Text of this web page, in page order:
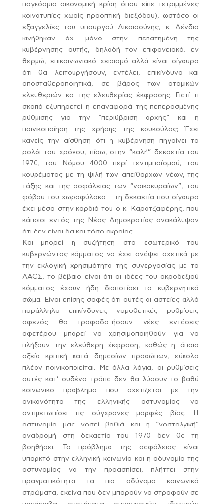
παγκόσμια οικονομική κρίση όπου είπε τετριμμένες
κοινοτυπίες χωρίς προοπτική διεξόδου), ωστόσο οι
εξαγγελίες του υπουργού Δικαιοσύνης, κ. Δένδια
κινήθηκαν όχι μόνο στην πεπατημένη της
κυβέρνησης αυτής, δηλαδή τον επιφανειακό, εν
θερμώ, επικοινωνιακό χειρισμό αλλά είναι σίγουρο
ότι θα λειτουργήσουν, εντέλει, επικίνδυνα και
αποσταθεροποιητικά, σε βάρος των ατομικών
ελευθεριών και της ελευθερίας έκφρασης. Γιατί τι
σκοπό εξυπηρετεί η επαναφορά της πεπερασμένης
ρύθμισης για την “περιϋβριση αρχής” και η
ποινικοποίηση της χρήσης της κουκούλας; Έχει
κανείς την αίσθηση ότι η κυβέρνηση πηγαίνει το
ρολόι του χρόνου, πίσω, στην “καλή” δεκαετία του
1970, του Νόμου 4000 περί τεντιμποϊσμού, του
κουρέματος με τη ψιλή των απείθαρχων νέων, της
τάξης και της ασφάλειας των “νοικοκυραίων”, του
φόβου του χωροφύλακα – τη δεκαετία που σίγουρα
έχει μέσα στην καρδιά του ο κ. Καρατζαφέρης, που
κάποιοι εντός της Νέας Δημοκρατίας ανακάλυψαν
ότι δεν είναι δα και τόσο ακραίος…
Και μπορεί η συζήτηση στο εσωτερικό του
κυβερνώντος κόμματος να έχει ανάψει σχετικά με
την εκλογική χρησιμότητα της συνεργασίας με το
ΛΑΟΣ, το βέβαιο είναι ότι οι ιδέες του ακροδεξιού
κόμματος έχουν ήδη διαποτίσει το κυβερνητικό
σώμα. Είναι επίσης σαφές ότι αυτές οι αστείες αλλά
παράλληλα επικίνδυνες νομοθετικές ρυθμίσεις
αφενός θα τροφοδοτήσουν νέες εντάσεις
αφετέρου μπορεί να χρησιμοποιηθούν για να
πλήξουν την ελεύθερη έκφραση, καθώς η όποια
οξεία κριτική κατά δημοσίων προσώπων, εύκολα
πλέον ποινικοποιείται. Με άλλα λόγια, οι ρυθμίσεις
αυτές κατ’ ουδένα τρόπο δεν θα λύσουν το βαθύ
κοινωνικό πρόβλημα που σχετίζεται με την
ανικανότητα της ελληνικής αστυνομίας να
αντιμετωπίσει τις σύγχρονες μορφές βίας. Η
αστυνομία μας νοσεί βαθιά και η “νοσταλγική”
αναδρομή στη δεκαετία του 1970 δεν θα τη
βοηθήσει. Το πρόβλημα της ασφάλειας είναι
υπαρκτό στην ελληνική κοινωνία και η αδυναμία της
αστυνομίας να την προασπίσει, πλήττει στην
πραγματικότητα τα πιο αδύναμα κοινωνικά
στρώματα, εκείνα που δεν μπορούν να στραφούν σε